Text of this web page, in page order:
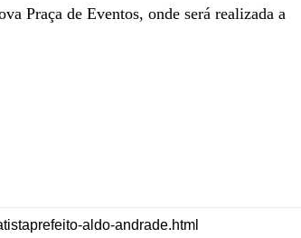
Praça de Eventos, onde será realizada a